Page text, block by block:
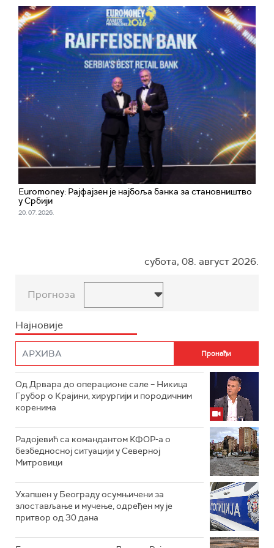
Euromoney: Рајфајзен је најбоља банка за становништво
у Србији
20. 07. 2026.
субота, 08. август 2026.
Прогноза
Најновије
Од Дрвара до операционе сале – Никица
Грубор о Крајини, хирургији и породичним
коренима
Радојевић са командантом КФОР-а о
безбедносној ситуацији у Северној
Митровици
Ухапшен у Београду осумњичени за
злостављање и мучење, одређен му је
притвор од 30 дана